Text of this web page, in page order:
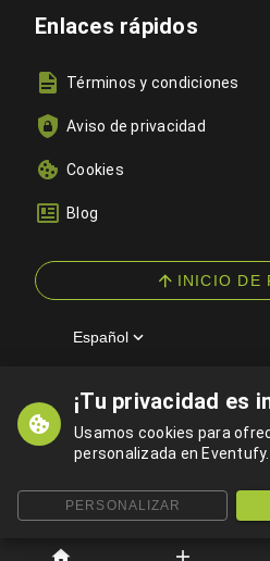
¡Tu privacidad es
Usamos cookies para
personalizada en Eventufy.
PERSONALIZAR
Enlaces rápidos
Términos y condiciones
Aviso de privacidad
Cookies
Blog
INICIO DE
Español